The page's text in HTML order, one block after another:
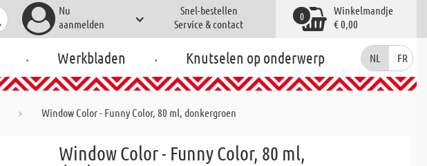
Nu
aanmelden
Snel-bestellen
Service & contact
Winkelmandje
€ 0,00
0
. Werkbladen . Knutselen op onderwerp NL FR
Window Color - Funny Color, 80 ml, donkergroen
Window Color - Funny Color, 80 ml,